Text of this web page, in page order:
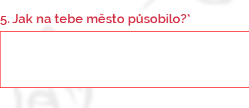
5. Jak na tebe město působilo?*